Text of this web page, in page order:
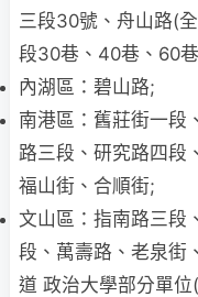
三段30號、舟山路(
段30巷、40巷、60
內湖區：碧山路;
南港區：舊莊街一段
路三段、研究路四段
福山街、合順街;
文山區：指南路三段
段、萬壽路、老泉街
道 政治大學部分單